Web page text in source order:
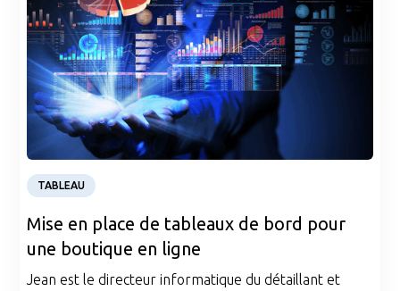
TABLEAU
Mise en place de tableaux de bord pour
une boutique en ligne
Jean est le directeur informatique du détaillant et